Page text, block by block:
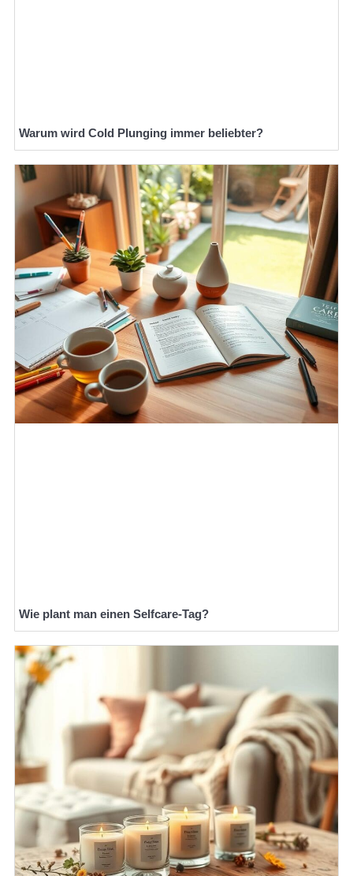
Warum wird Cold Plunging immer beliebter?
Wie plant man einen Selfcare-Tag?